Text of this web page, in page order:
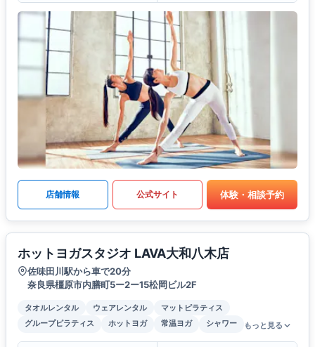
店舗情報 公式サイト 体験・相談予約
ホットヨガスタジオ LAVA大和八木店
佐味田川駅から車で20分
奈良県橿原市内膳町5ー2ー15松岡ビル2F
タオルレンタル ウェアレンタル
マットピラティス
グループピラティス
ホットヨガ 常温ヨガ シャワー もっと見る